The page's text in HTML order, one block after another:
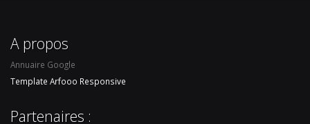
A propos
Annuaire Google
Template Arfooo Responsive
Partenaires :